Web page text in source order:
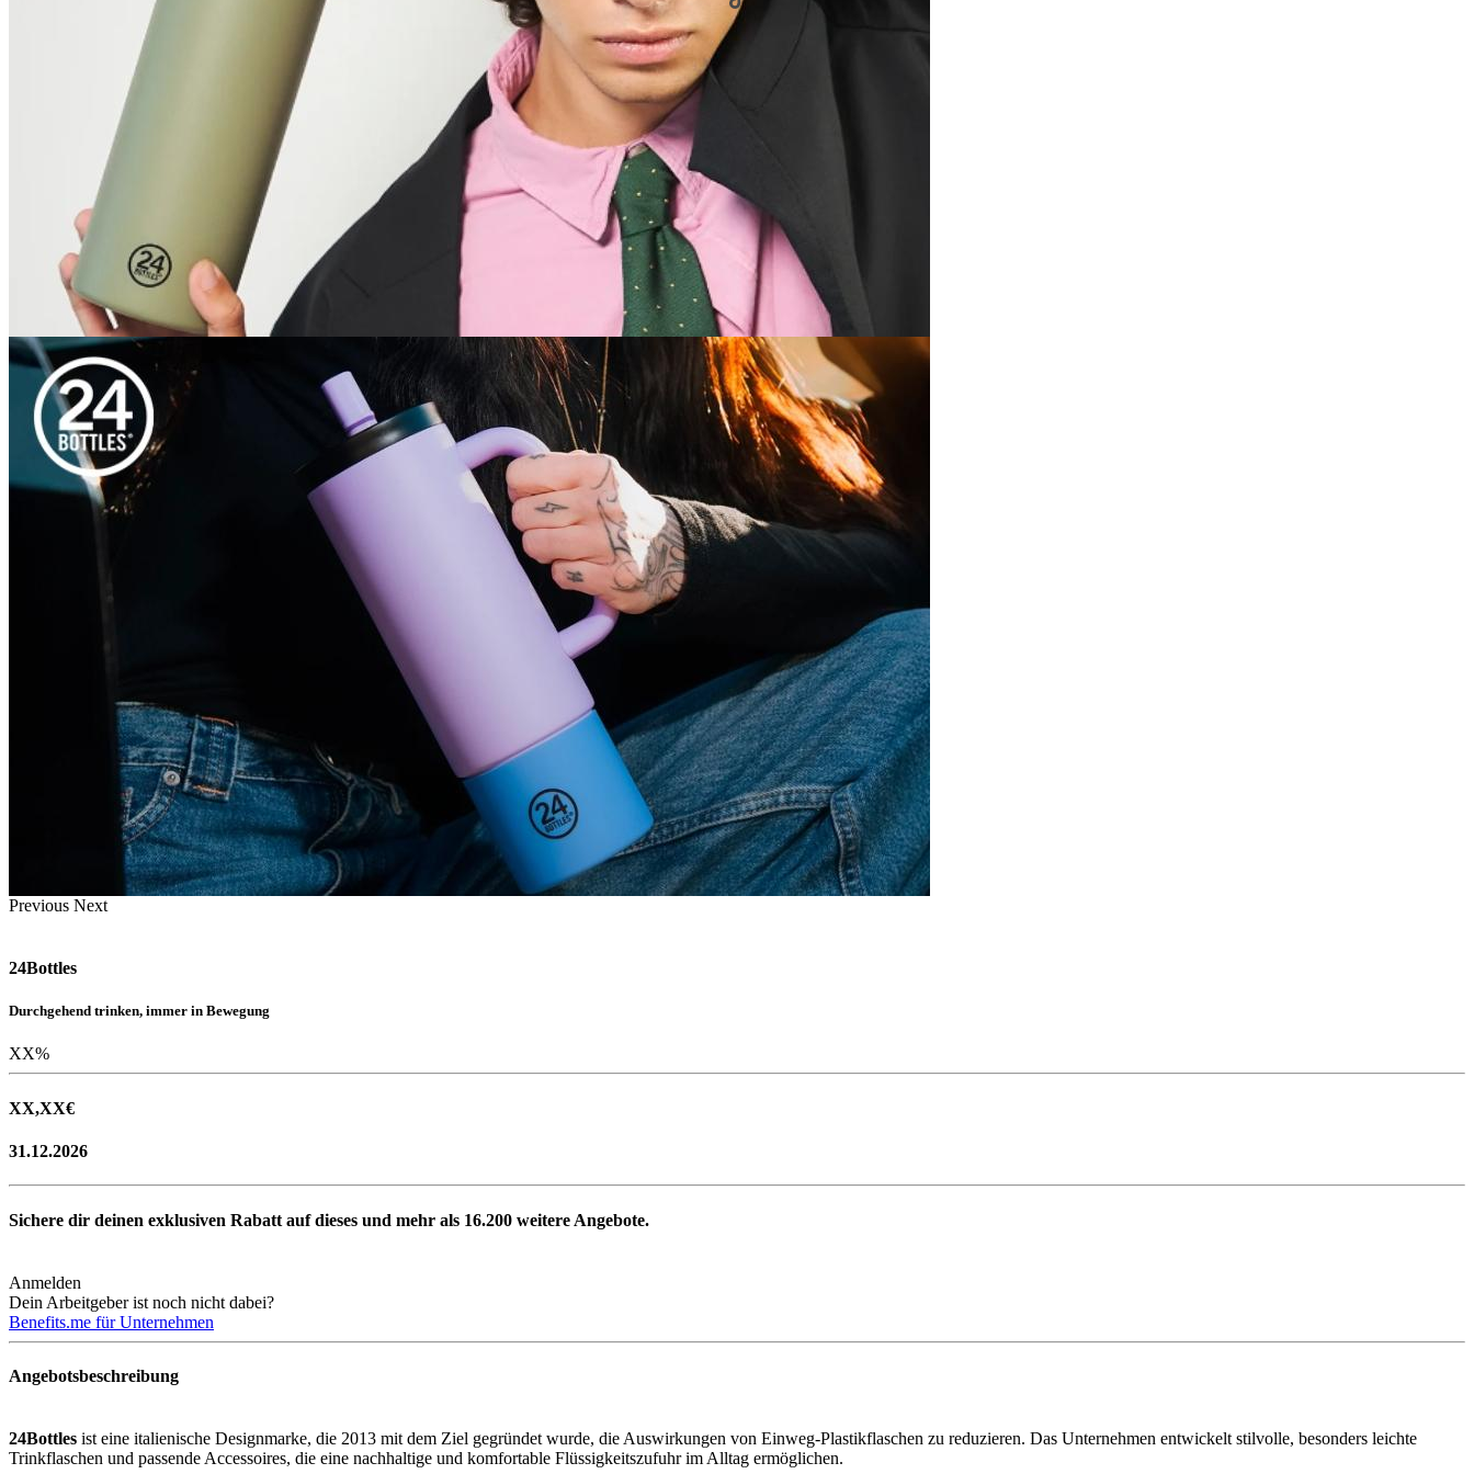
Previous Next
24Bottles
Durchgehend trinken, immer in Bewegung
XX%
XX,XX€
31.12.2026
Sichere dir deinen exklusiven Rabatt auf dieses und mehr als 16.200 weitere Angebote.
Anmelden
Dein Arbeitgeber ist noch nicht dabei?
Benefits.me für Unternehmen
Angebotsbeschreibung
24Bottles ist eine italienische Designmarke, die 2013 mit dem Ziel gegründet wurde, die Auswirkungen von Einweg-Plastikflaschen zu reduzieren. Das Unternehmen entwickelt stilvolle, besonders leichte
Trinkflaschen und passende Accessoires, die eine nachhaltige und komfortable Flüssigkeitszufuhr im Alltag ermöglichen.